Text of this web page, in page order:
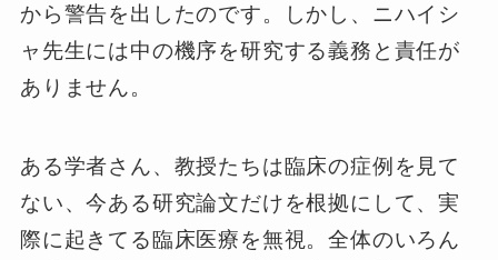
から警告を出したのです。しかし、ニハイシ
ャ先生には中の機序を研究する義務と責任が
ありません。
ある学者さん、教授たちは臨床の症例を見て
ない、今ある研究論文だけを根拠にして、実
際に起きてる臨床医療を無視。全体のいろん